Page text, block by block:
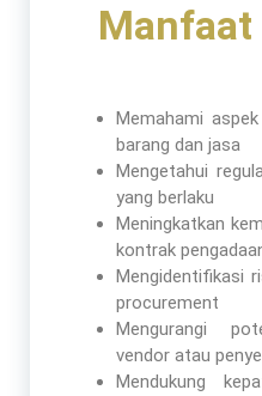
Memahami
barang dan jasa
Mengetahui
yang berlaku
Meningkatkan
kontrak
Mengidentifikasi
procurement
Mengurangi
vendor atau
Mendukung